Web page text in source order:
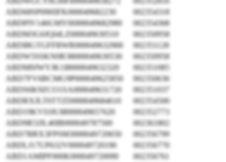
ABD68SP09HIFK000049682230
002354318
ABDPIV146GMYH000049682980
002354368
ABDM3G6JQI4LZ000049630510
002350958
ABDI8GTGFFBWR000049632900
002351128
ABDW5SSKN0R38000049630530
002350958
ABDM9JWYJK1I8000049632320
002351085
ABD7FV6BCMG9P000049625850
002350636
ABDS6K9ZCO1SA000049631720
002351037
ABDRXJLT6TTZD000049684610
002354500
ABD19KVI10UI8000049657620
002352773
ABD9R5JJL40IB000049787500
002361802
ABD7BRX3FPSM3000049720650
002356799
ABDLJ17UP632V000049720190
002356770
ABD1AMIPF000K000049720090
002356761